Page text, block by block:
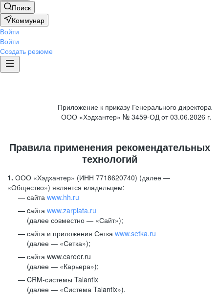
Поиск
Коммунар
Войти
Войти
Создать резюме
Приложение к приказу Генерального директора
ООО «Хэдхантер» № 3459-ОД от 03.06.2026 г.
Правила применения рекомендательных
технологий
1. ООО «Хэдхантер» (ИНН 7718620740) (далее —
«Общество») является владельцем:
сайта www.hh.ru
cайта www.zarplata.ru
(далее совместно — «Сайт»);
сайта и приложения Сетка www.setka.ru
(далее — «Сетка»);
сайта www.career.ru
(далее — «Карьера»);
CRM-системы Talantix
(далее — «Система Talantix»).